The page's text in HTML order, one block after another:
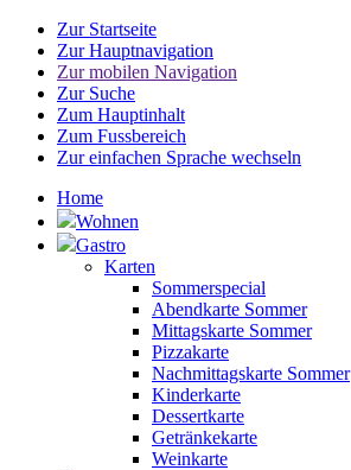
Zur Startseite
Zur Hauptnavigation
Zur mobilen Navigation
Zur Suche
Zum Hauptinhalt
Zum Fussbereich
Zur einfachen Sprache wechseln
Home
Wohnen
Gastro
Karten
Sommerspecial
Abendkarte Sommer
Mittagskarte Sommer
Pizzakarte
Nachmittagskarte Sommer
Kinderkarte
Dessertkarte
Getränkekarte
Weinkarte